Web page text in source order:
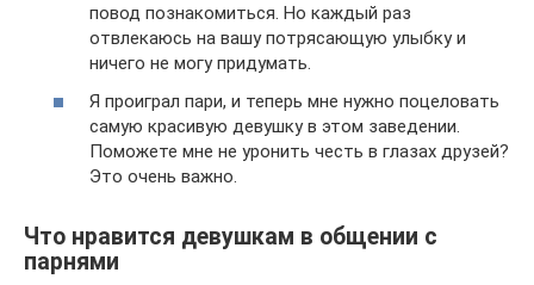
повод познакомиться. Но каждый раз
отвлекаюсь на вашу потрясающую улыбку и
ничего не могу придумать.
Я проиграл пари, и теперь мне нужно поцеловать
самую красивую девушку в этом заведении.
Поможете мне не уронить честь в глазах друзей?
Это очень важно.
Что нравится девушкам в общении с
парнями